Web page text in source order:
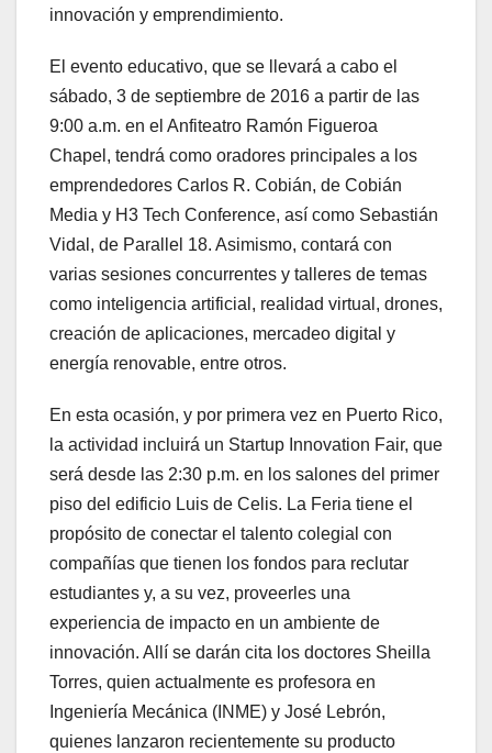
innovación y emprendimiento.
El evento educativo, que se llevará a cabo el
sábado, 3 de septiembre de 2016 a partir de las
9:00 a.m. en el Anfiteatro Ramón Figueroa
Chapel, tendrá como oradores principales a los
emprendedores Carlos R. Cobián, de Cobián
Media y H3 Tech Conference, así como Sebastián
Vidal, de Parallel 18. Asimismo, contará con
varias sesiones concurrentes y talleres de temas
como inteligencia artificial, realidad virtual, drones,
creación de aplicaciones, mercadeo digital y
energía renovable, entre otros.
En esta ocasión, y por primera vez en Puerto Rico,
la actividad incluirá un Startup Innovation Fair, que
será desde las 2:30 p.m. en los salones del primer
piso del edificio Luis de Celis. La Feria tiene el
propósito de conectar el talento colegial con
compañías que tienen los fondos para reclutar
estudiantes y, a su vez, proveerles una
experiencia de impacto en un ambiente de
innovación. Allí se darán cita los doctores Sheilla
Torres, quien actualmente es profesora en
Ingeniería Mecánica (INME) y José Lebrón,
quienes lanzaron recientemente su producto